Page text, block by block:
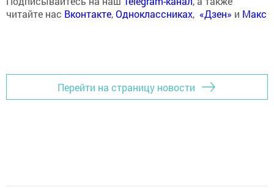
читайте нас Вконтакте,Одноклассниках, «Дзен» и Макс
Перейти на страницу новости